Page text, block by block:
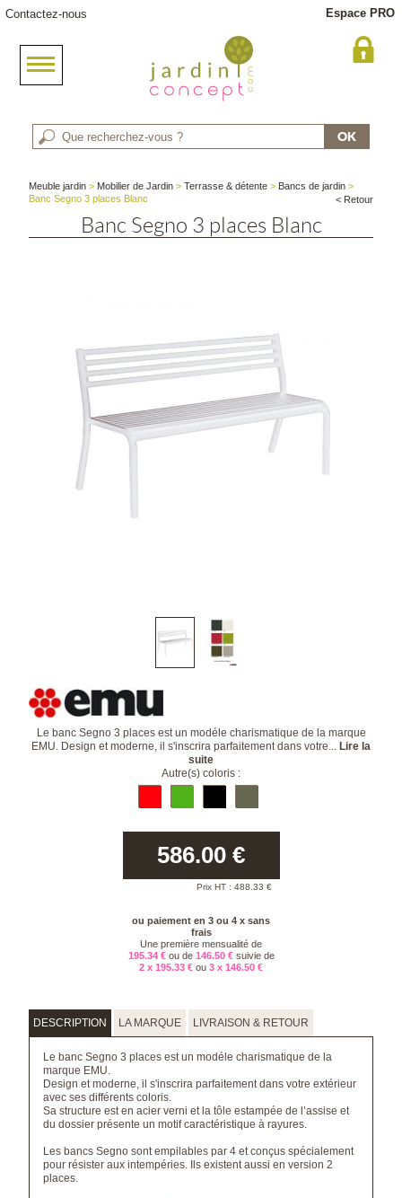
Contactez-nous Espace PRO
Meuble jardin > Mobilier de Jardin >Terrasse & détente > Bancs de jardin >
Banc Segno 3 places Blanc
< Retour
Banc Segno 3 places Blanc
Le banc Segno 3 places est un modéle charismatique de la marque
EMU. Design et moderne, il s'inscrira parfaitement dans votre... Lire la
suite
Autre(s) coloris :
586.00 €
Prix HT : 488.33 €
ou paiement en 3 ou 4 x sans
frais
Une première mensualité de
195.34 € ou de 146.50 € suivie de
2 x 195.33 € ou 3 x 146.50 €
DESCRIPTION LA MARQUE LIVRAISON & RETOUR
Le banc Segno 3 places est un modéle charismatique de la
marque EMU.
Design et moderne, il s'inscrira parfaitement dans votre extérieur
avec ses différents coloris.
Sa structure est en acier verni et la tôle estampée de l’assise et
du dossier présente un motif caractéristique à rayures.
Les bancs Segno sont empilables par 4 et conçus spécialement
pour résister aux intempéries. Ils existent aussi en version2
places.